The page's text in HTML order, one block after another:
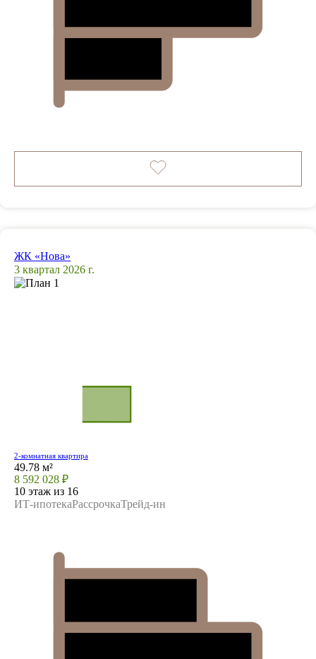
ЖК «Нова»
3 квартал 2026 г.
2-комнатная квартира
49.78 м²
8 592 028 ₽
10 этаж из 16
ИТ-ипотекаРассрочкаТрейд-ин